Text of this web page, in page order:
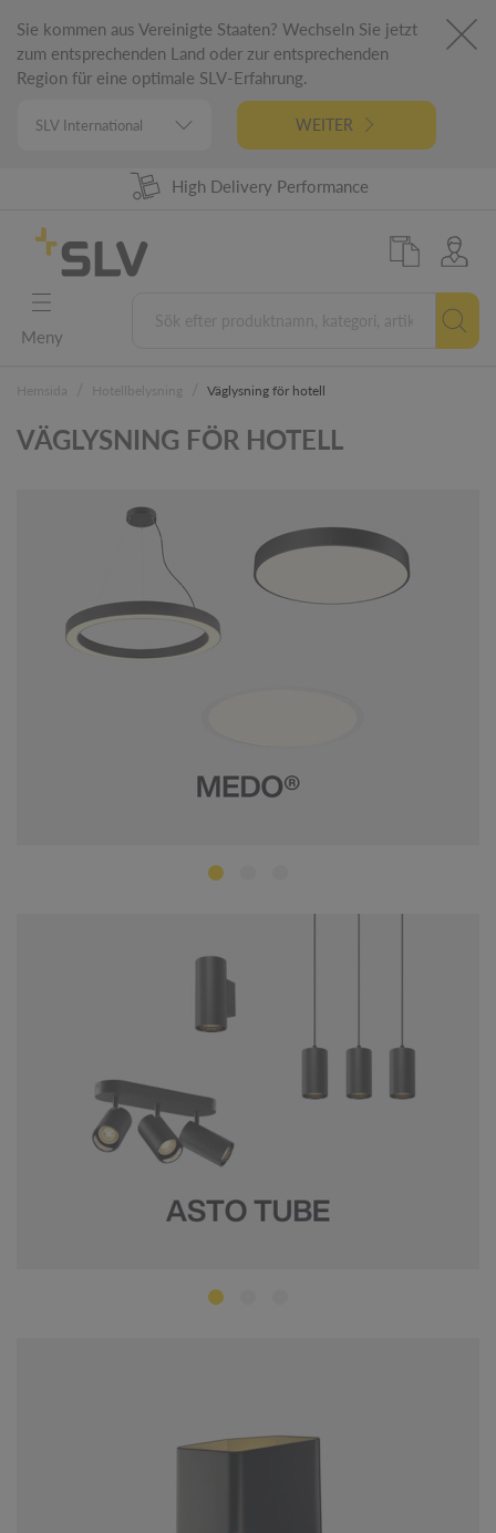
Sie kommen aus Vereinigte Staaten? Wechseln Sie jetzt
zum entsprechenden Land oder zur entsprechenden
Region für eine optimale SLV-Erfahrung.
WEITER
98% Product Availability
High Delivery Performance
5 Years Warranty
German Engineering
Meny
Väglysning för hotell
VÄGLYSNING FÖR HOTELL